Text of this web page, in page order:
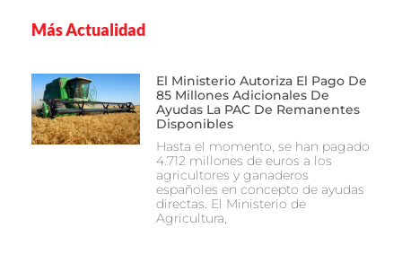
Más Actualidad
El Ministerio Autoriza El Pago De
85 Millones Adicionales De
Ayudas La PAC De Remanentes
Disponibles
Hasta el momento, se han pagado
4.712 millones de euros a los
agricultores y ganaderos
españoles en concepto de ayudas
directas. El Ministerio de
Agricultura,